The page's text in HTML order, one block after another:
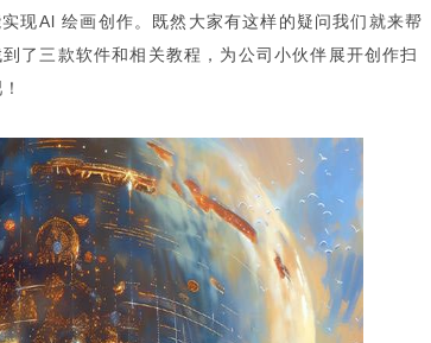
现Al 绘画创作。既然大家有这样的疑问我们就来帮
了三款软件和相关教程，为公司小伙伴展开创作扫